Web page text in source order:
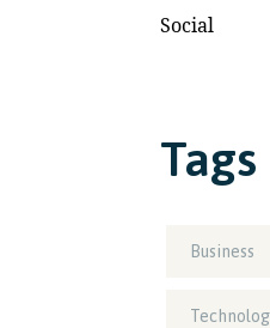
Social
Tags
Business